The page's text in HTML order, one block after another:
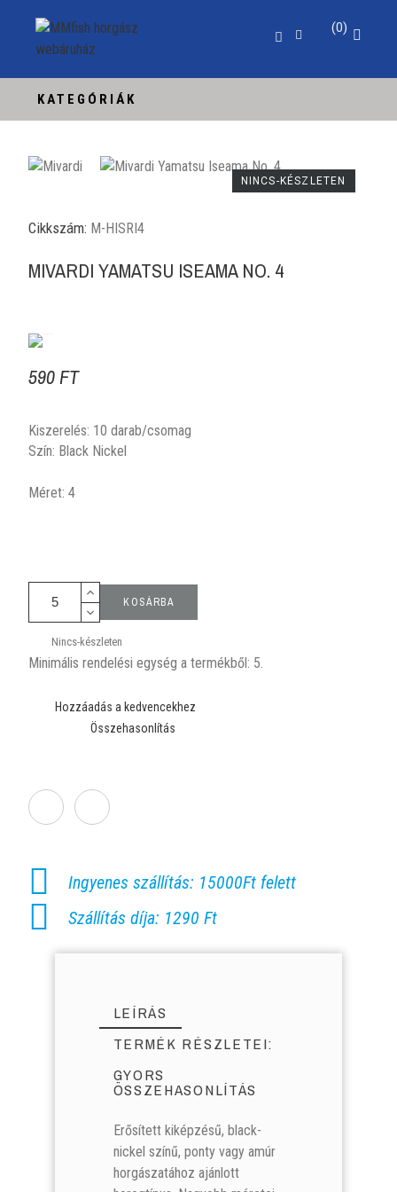
0
KATEGÓRIÁK
NINCS-KÉSZLETEN
Cikkszám: M-HISRI4
MIVARDI YAMATSU ISEAMA NO. 4
590 FT
Kiszerelés: 10 darab/csomag
Szín: Black Nickel
Méret: 4
KOSÁRBA
Nincs-készleten
Minimális rendelési egység a termékből: 5.
Hozzáadás a kedvencekhez
Összehasonlítás
Ingyenes szállítás: 15000Ft felett
Szállítás díja: 1290 Ft
LEÍRÁS
TERMÉK RÉSZLETEI:
GYORS
ÖSSZEHASONLÍTÁS
Erősített kiképzésű, black-
nickel színű, ponty vagy amúr
horgászatához ajánlott